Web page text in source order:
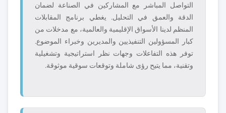
التواصل المباشر مع المشاركين في الصناعة لضمان
الدقة والعمق في التحليل. يغطي برنامج المقابلات
المنظم لدينا الأسواق الإقليمية والعالمية، مع مدخلات من
كبار المسؤولين التنفيذيين والمديرين وخبراء الموضوع.
توفر هذه التفاعلات وجهات نظر استراتيجية وتشغيلية
وتقنية، مما يتيح رؤى شاملة وتوقعات سوقية موثوقة.